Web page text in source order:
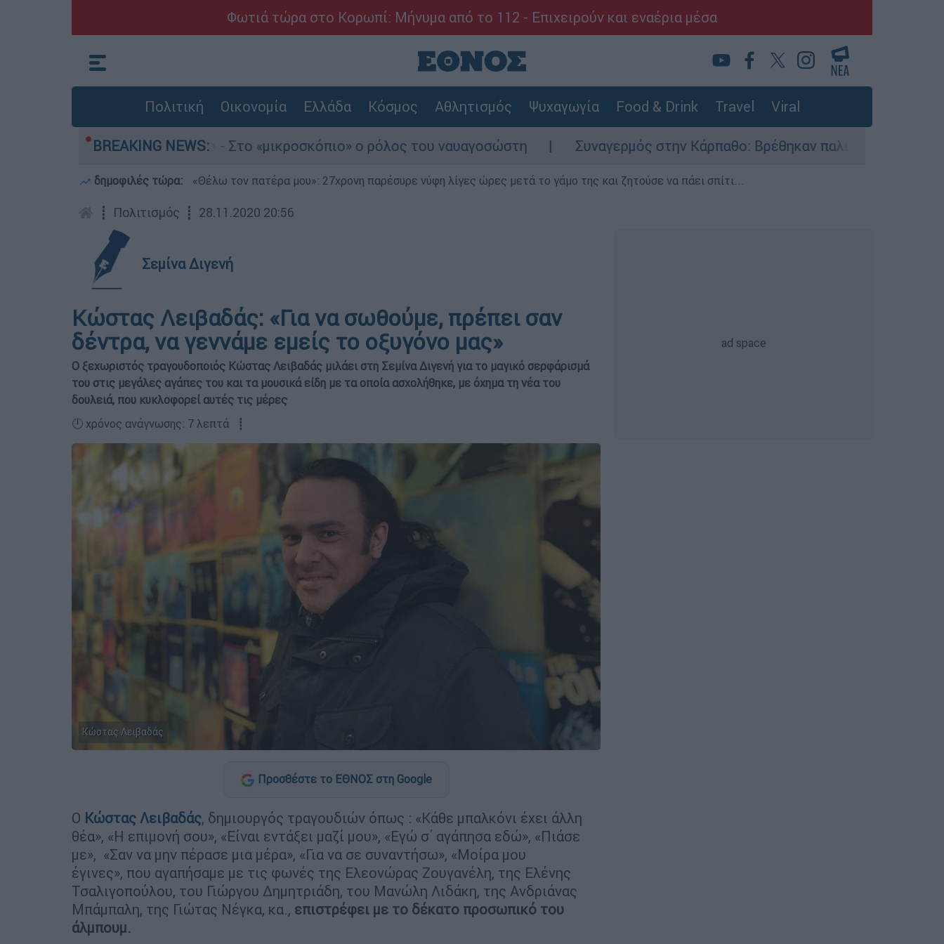
Φωτιά τώρα στο Κορωπί: Μήνυμα από το 112 - Επιχειρούν και εναέρια μέσα
Πολιτική Οικονομία Ελλάδα Κόσμος Αθλητισμός Ψυχαγωγία Food & Drink Travel Viral
BREAKING NEWS:
στην Πάρο - Στο «μικροσκόπιο» ο ρόλος του ναυαγοσώστη Συναγερμός στην Κάρπαθο: Βρέθηκαν παλιά πυρομαχικά στο Αρδάνι
δημοφιλές τώρα: «Θέλω τον πατέρα μου»: 27χρονη παρέσυρε νύφη λίγες ώρες μετά το γάμο της και ζητούσε να πάει σπίτι...
┋ Πολιτισμός ┋ 28.11.2020 20:56
Σεμίνα Διγενή
Κώστας Λειβαδάς: «Για να σωθούμε, πρέπει σαν
δέντρα, να γεννάμε εμείς το οξυγόνο μας»
Ο ξεχωριστός τραγουδοποιός Κώστας Λειβαδάς μιλάει στη Σεμίνα Διγενή για το μαγικό σερφάρισμά
του στις μεγάλες αγάπες του και τα μουσικά είδη με τα οποία ασχολήθηκε, με όχημα τη νέα του
δουλειά, που κυκλοφορεί αυτές τις μέρες
🕛 χρόνος ανάγνωσης: 7 λεπτά ┋
Κώστας Λειβαδάς
Προσθέστε το ΕΘΝΟΣ στη Google
Ο Κώστας Λειβαδάς, δημιουργός τραγουδιών όπως : «Κάθε μπαλκόνι έχει άλλη
θέα», «Η επιμονή σου», «Είναι εντάξει μαζί μου», «Εγώ σ΄ αγάπησα εδώ», «Πιάσε
με», «Σαν να μην πέρασε μια μέρα», «Για να σε συναντήσω», «Μοίρα μου
έγινες», που αγαπήσαμε με τις φωνές της Ελεονώρας Ζουγανέλη, της Ελένης
Τσαλιγοπούλου, του Γιώργου Δημητριάδη, του Μανώλη Λιδάκη, της Ανδριάνας
Μπάμπαλη, της Γιώτας Νέγκα, κα., επιστρέφει με το δέκατο προσωπικό του
άλμπουμ.